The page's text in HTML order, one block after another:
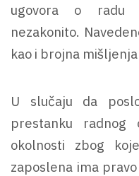
ugovora o radu
nezakonito.
kao i brojna
U slučaju da
prestanku radnog
okolnosti zbog
zaposlena ima